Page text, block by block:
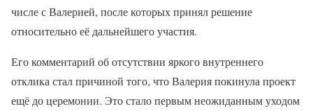
числе с Валерией, после которых принял решение
относительно её дальнейшего участия.
Его комментарий об отсутствии яркого внутреннего
отклика стал причиной того, что Валерия покинула проект
ещё до церемонии. Это стало первым неожиданным уходом